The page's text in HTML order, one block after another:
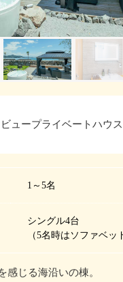
ュープライベートハウ
1～5名
シングル4台
（5名時はソファベッ
感じる海沿いの棟。